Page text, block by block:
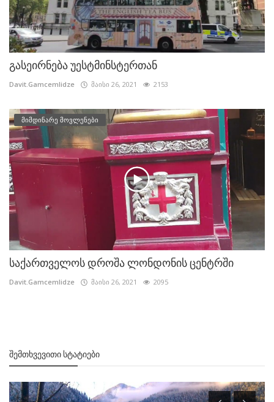
გასეირნება უესტმინსტერთან
Davit.Gamcemlidze მაისი 26, 2021 2153
მიმდინარე მოვლენები
საქართველოს დროშა ლონდონის ცენტრში
Davit.Gamcemlidze მაისი 26, 2021 2095
ᲨᲔᲛᲗᲮᲕᲔᲕᲘᲗᲘ ᲡᲢᲐᲢᲘᲔᲑᲘ